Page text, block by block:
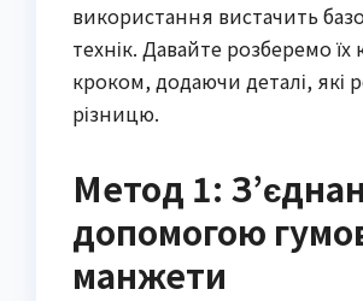
використання вистачить
технік. Давайте розберемо їх
кроком, додаючи деталі, які
різницю.
Метод 1:
допомогою
манжети